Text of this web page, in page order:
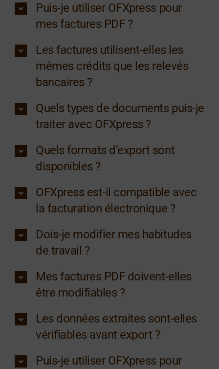
Puis-je utiliser OFXpress pour
mes factures PDF ?
Les factures utilisent-elles les
mêmes crédits que les relevés
bancaires ?
Quels types de documents puis-je
traiter avec OFXpress ?
Quels formats d’export sont
disponibles ?
OFXpress est-il compatible avec
la facturation électronique ?
Dois-je modifier mes habitudes
de travail ?
Mes factures PDF doivent-elles
être modifiables ?
Les données extraites sont-elles
vérifiables avant export ?
Puis-je utiliser OFXpress pour